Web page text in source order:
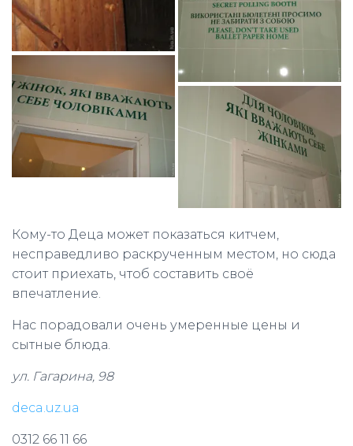
Кому-то Деца может показаться китчем,
несправедливо раскрученным местом, но сюда
стоит приехать, чтоб составить своё
впечатление.
Нас порадовали очень умеренные цены и
сытные блюда.
ул. Гагарина, 98
deca.uz.ua
0312 66 11 66